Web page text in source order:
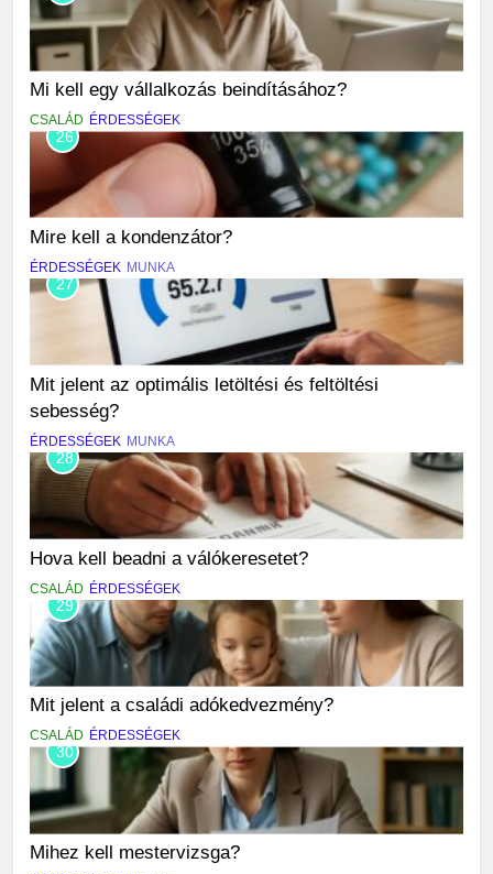
Mi kell egy vállalkozás beindításához?
CSALÁD ÉRDESSÉGEK
26
Mire kell a kondenzátor?
ÉRDESSÉGEK MUNKA
27
Mit jelent az optimális letöltési és feltöltési
sebesség?
ÉRDESSÉGEK MUNKA
28
Hova kell beadni a válókeresetet?
CSALÁD ÉRDESSÉGEK
29
Mit jelent a családi adókedvezmény?
CSALÁD ÉRDESSÉGEK
30
Mihez kell mestervizsga?